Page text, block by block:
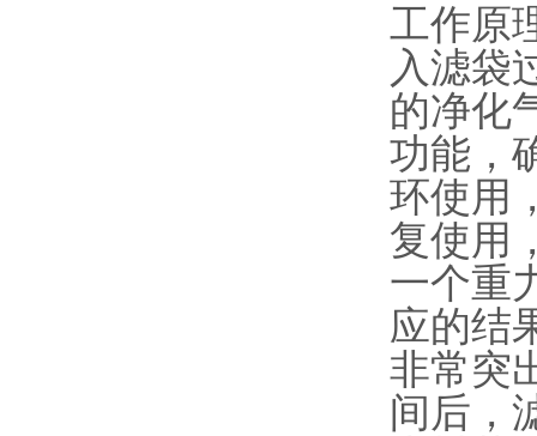
工作原
入滤袋
的净化
功能，
环使用
复使用
一个重
应的结
非常突
间后，